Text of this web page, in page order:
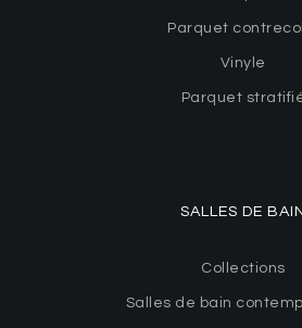
Parquet
Vinyle
Parquet
SALLES DE
Collections
Salles de bain